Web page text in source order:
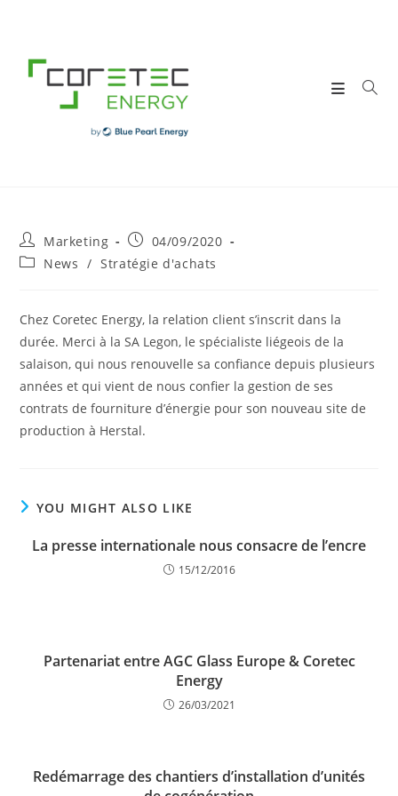
content
Post
author:
Marketing
Post
published:
04/09/2020
PostNews / Stratégie d'achats
Chez Coretec Energy, la relation client s’inscrit dans la
durée. Merci à la SA Legon, le spécialiste liégeois de la
salaison, qui nous renouvelle sa confiance depuis plusieurs
années et qui vient de nous confier la gestion de ses
contrats de fourniture d’énergie pour son nouveau site de
production à Herstal.
YOU MIGHT ALSO LIKE
La presse internationale nous consacre de l’encre
15/12/2016
Partenariat entre AGC Glass Europe & Coretec
Energy
26/03/2021
Redémarrage des chantiers d’installation d’unités